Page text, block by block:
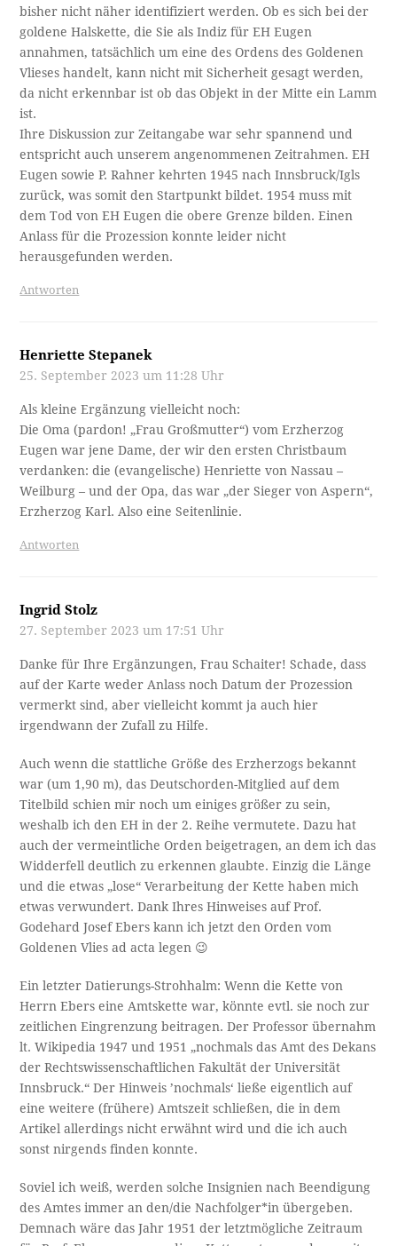
bisher nicht näher identifiziert werden. Ob es sich bei der
goldene Halskette, die Sie als Indiz für EH Eugen
annahmen, tatsächlich um eine des Ordens des Goldenen
Vlieses handelt, kann nicht mit Sicherheit gesagt werden,
da nicht erkennbar ist ob das Objekt in der Mitte ein Lamm
ist.
Ihre Diskussion zur Zeitangabe war sehr spannend und
entspricht auch unserem angenommenen Zeitrahmen. EH
Eugen sowie P. Rahner kehrten 1945 nach Innsbruck/Igls
zurück, was somit den Startpunkt bildet. 1954 muss mit
dem Tod von EH Eugen die obere Grenze bilden. Einen
Anlass für die Prozession konnte leider nicht
herausgefunden werden.
Antworten
Henriette Stepanek
25. September 2023 um 11:28 Uhr
Als kleine Ergänzung vielleicht noch:
Die Oma (pardon! „Frau Großmutter“) vom Erzherzog
Eugen war jene Dame, der wir den ersten Christbaum
verdanken: die (evangelische) Henriette von Nassau –
Weilburg – und der Opa, das war „der Sieger von Aspern“,
Erzherzog Karl. Also eine Seitenlinie.
Antworten
Ingrid Stolz
27. September 2023 um 17:51 Uhr
Danke für Ihre Ergänzungen, Frau Schaiter! Schade, dass
auf der Karte weder Anlass noch Datum der Prozession
vermerkt sind, aber vielleicht kommt ja auch hier
irgendwann der Zufall zu Hilfe.
Auch wenn die stattliche Größe des Erzherzogs bekannt
war (um 1,90 m), das Deutschorden-Mitglied auf dem
Titelbild schien mir noch um einiges größer zu sein,
weshalb ich den EH in der 2. Reihe vermutete. Dazu hat
auch der vermeintliche Orden beigetragen, an dem ich das
Widderfell deutlich zu erkennen glaubte. Einzig die Länge
und die etwas „lose“ Verarbeitung der Kette haben mich
etwas verwundert. Dank Ihres Hinweises auf Prof.
Godehard Josef Ebers kann ich jetzt den Orden vom
Goldenen Vlies ad acta legen 😉
Ein letzter Datierungs-Strohhalm: Wenn die Kette von
Herrn Ebers eine Amtskette war, könnte evtl. sie noch zur
zeitlichen Eingrenzung beitragen. Der Professor übernahm
lt. Wikipedia 1947 und 1951 „nochmals das Amt des Dekans
der Rechtswissenschaftlichen Fakultät der Universität
Innsbruck.“ Der Hinweis ’nochmals‘ ließe eigentlich auf
eine weitere (frühere) Amtszeit schließen, die in dem
Artikel allerdings nicht erwähnt wird und die ich auch
sonst nirgends finden konnte.
Soviel ich weiß, werden solche Insignien nach Beendigung
des Amtes immer an den/die Nachfolger*in übergeben.
Demnach wäre das Jahr 1951 der letztmögliche Zeitraum